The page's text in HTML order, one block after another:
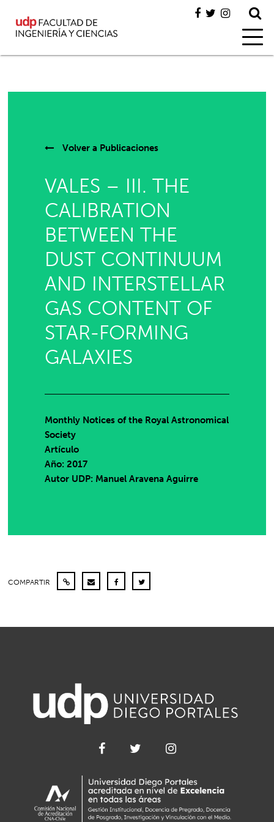
Volver a Publicaciones
VALES – III. THE
CALIBRATION
BETWEEN THE
DUST CONTINUUM
AND INTERSTELLAR
GAS CONTENT OF
STAR-FORMING
GALAXIES
Monthly Notices of the Royal Astronomical
Society
Artículo
Año: 2017
Autor UDP: Manuel Aravena Aguirre
COMPARTIR